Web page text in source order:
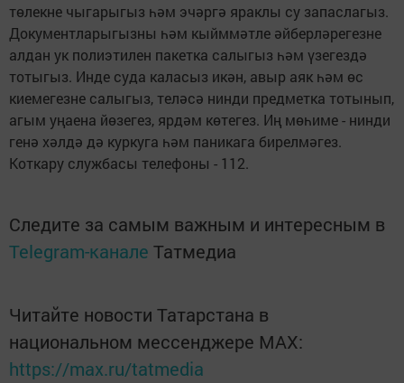
төлекне чыгарыгыз һәм эчәргә яраклы су запаслагыз.
Документларыгызны һәм кыйммәтле әйберләрегезне
алдан ук полиэтилен пакетка салыгыз һәм үзегездә
тотыгыз. Инде суда каласыз икән, авыр аяк һәм өс
киемегезне салыгыз, теләсә нинди предметка тотынып,
агым уңаена йөзегез, ярдәм көтегез. Иң мөһиме - нинди
генә хәлдә дә куркуга һәм паникага бирелмәгез.
Коткару службасы телефоны - 112.
Следите за самым важным и интересным в
Telegram-канале Татмедиа
Читайте новости Татарстана в
национальном мессенджере MАХ:
https://max.ru/tatmedia